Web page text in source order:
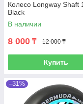
Колесо Longway Shaft
Black
В наличии
8 000 ₸ 12 000 ₸
Купить
–31%